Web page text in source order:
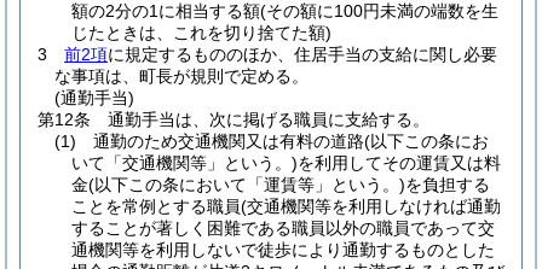
額の2分の1に相当する額(その額に100円未満の端数を生
じたときは、これを切り捨てた額)
3
前2項に規定するもののほか、住居手当の支給に関し必要
な事項は、町長が規則で定める。
(通勤手当)
第12条
通勤手当は、次に掲げる職員に支給する。
(1)
通勤のため交通機関又は有料の道路(以下この条にお
いて「交通機関等」という。)を利用してその運賃又は料
金(以下この条において「運賃等」という。)を負担する
ことを常例とする職員(交通機関等を利用しなければ通勤
することが著しく困難である職員以外の職員であって交
通機関等を利用しないで徒歩により通勤するものとした